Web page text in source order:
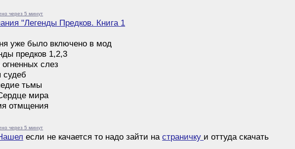
через 5 минут
"Легенды Предков. Книга 1
уже было включено в мод
предков 1,2,3
слез
судеб
тьмы
мира
отмщения
через 5 минут
если не качается то надо зайти настраничку и оттуда скачать